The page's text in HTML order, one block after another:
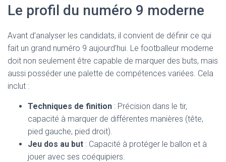
Le profil du numéro 9 moderne
Avant d’analyser les candidats, il convient de définir ce qui
fait un grand numéro 9 aujourd’hui. Le footballeur moderne
doit non seulement être capable de marquer des buts, mais
aussi posséder une palette de compétences variées. Cela
inclut :
Techniques de finition : Précision dans le tir,
capacité à marquer de différentes manières (tête,
pied gauche, pied droit).
Jeu dos au but : Capacité à protéger le ballon et à
jouer avec ses coéquipiers.